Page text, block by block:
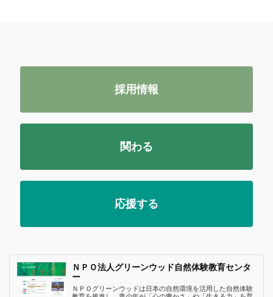
採用情報
関わる
応援する
ＮＰＯ法人グリーンウッド自然体験教育センタ
ー
ＮＰＯグリーンウッドは日本の自然環境を活用した自然体験